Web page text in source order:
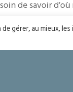
de savoir
de leur partager
céleste.
gérer, au mieux,